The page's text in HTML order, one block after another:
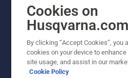
Інші сайти Husqvarna
Рекомендовані інтернет-
Cookies on
Husqvarna.com
By clicking “Accept Cookies”, you
cookies on your device to
site usage, and assist in our
Cookie Policy